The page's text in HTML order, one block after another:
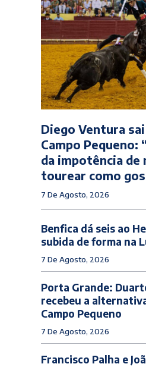
Diego Ventura
Campo Pequeno:
da impotência de
tourear como
7 De Agosto, 2026
Benfica dá seis ao
subida de forma na
7 De Agosto, 2026
Porta Grande:
recebeu a
Campo Pequeno
7 De Agosto, 2026
Francisco Palha e